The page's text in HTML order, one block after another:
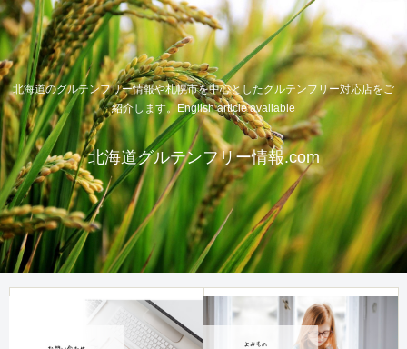
北海道のグルテンフリー情報や札幌市を中心としたグルテンフリー対応店をご
紹介します。English article available
北海道グルテンフリー情報.com